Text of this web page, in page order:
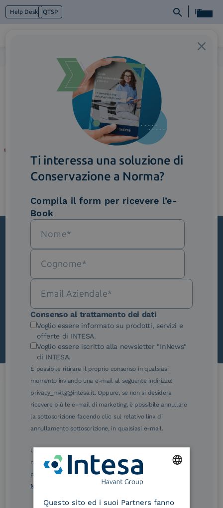
Help Desk QTSP IT
Cosa facciamo
ImmagineFunzionalita_MatchBiometrico
Iscriviti alla newsletter
Novità, iniziative ed eventi dal mondo della
trasformazione digitale.
Scopri InNews
Le nostre certificazioni
eIDAS Qualified Trust
Service Provider
eIDAS Qualified Trust
Service Provider for
Remote Qualified
Seal Creation
Ti interessa una soluzione di
Conservazione a Norma?
Compila il form per ricevere l’e-
Book
Consenso al trattamento dei dati
Voglio essere informato su prodotti, servizi e
offerte di INTESA.
Voglio essere iscritto alla newsletter "InNews"
di INTESA.
È possibile ritirare il proprio consenso in qualsiasi
momento inviando una e-mail al seguente indirizzo:
privacy_mktg@intesa.it. Oppure, se non si desidera
ricevere più le e-mail di marketing, è possibile annullare
la sottoscrizione facendo clic sul relativo link di
annullamento sottoscrizione, in qualsiasi e-mail.
Ulteriori informazioni sulle procedure sono disponibili
nelle Norme di tutela della privacy INTESA. Inoltrando il
presente modulo, dichiaro di aver letto e compreso le
Norme di tutela della privacy INTESA .
ITALIAN
Questo sito ed i suoi Partners fanno